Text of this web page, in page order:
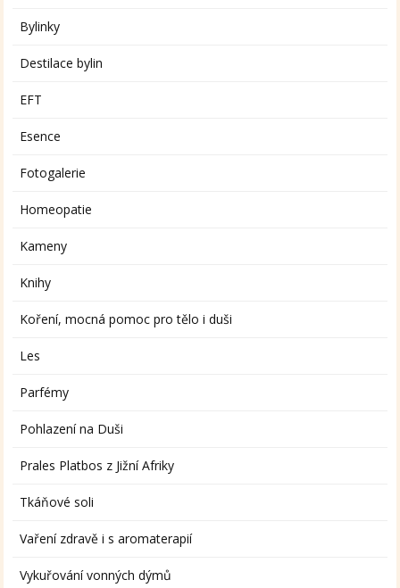
Bylinky
Destilace bylin
EFT
Esence
Fotogalerie
Homeopatie
Kameny
Knihy
Koření, mocná pomoc pro tělo i duši
Les
Parfémy
Pohlazení na Duši
Prales Platbos z Jižní Afriky
Tkáňové soli
Vaření zdravě i s aromaterapií
Vykuřování vonných dýmů